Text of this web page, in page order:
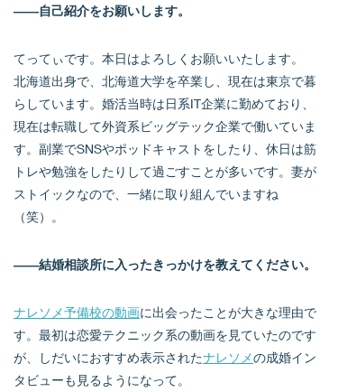
――自己紹介をお願いします。
てってぃです。本日はよろしくお願いいたします。
北海道出身で、北海道大学を卒業し、現在は東京で暮
らしています。婚活当時は日系IT企業に勤めており、
現在は転職して外資系ビッグテック企業で働いていま
す。副業でSNSやポッドキャストをしたり、休日は筋
トレや勉強をしたりして過ごすことが多いです。妻が
ストイックなので、一緒に取り組んでいますね
（笑）。
――結婚相談所に入ったきっかけを教えてください。
ナレソメ予備校の動画に出会ったことが大きな理由で
す。最初は恋愛テクニック系の動画を見ていたのです
が、しだいにおすすめ表示されたナレソメの成婚イン
タビューも見るようになって。